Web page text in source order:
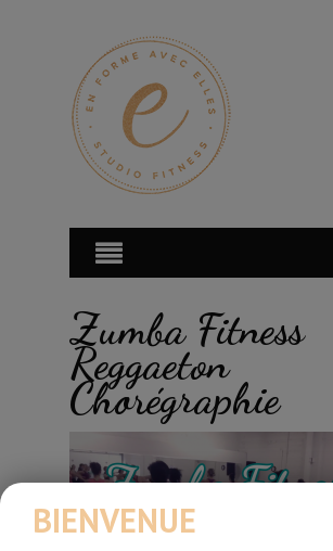
Zumba Fitness
Reggaeton
Chorégraphie
BIENVENUE